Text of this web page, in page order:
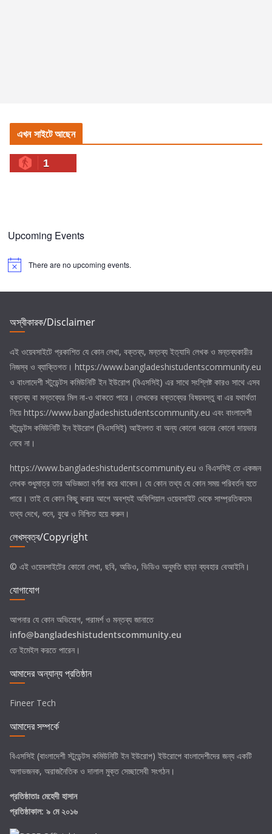
এখন সাইটে আছেন
1
Upcoming Events
N
There are no upcoming events.
অস্বীকারক/Disclaimer
এই ওয়েবসাইটে প্রকাশিত যে কোন লেখা, বক্তব্য, মন্তব্য ইত্যাদি লেখক ও মন্তব্যকারীর
নিজস্ব ও ব্যাক্তিগত। https://www.bangladeshistudentscommunity.eu
ও বাংলাদেশী স্টুডেন্টস কমিউনিটি ইন ইউরোপ (বিএসসিই) এর সাথে সংশ্লিষ্ট কারও সাথে এসব
বক্তব্য বা মন্তব্যের মিল না-ও থাকতে পারে। লেখকের বক্তব্যের বিষয়বস্তু বা এর যথার্থতা
নিয়ে https://www.bangladeshistudentscommunity.eu এবং বাংলাদেশী
স্টুডেন্টস কমিউনিটি ইন ইউরোপ (বিএসসিই) আইনগত বা অন্য কোনো ধরনের কোনো দায়ভার
নেবে না।
https://www.bangladeshistudentscommunity.eu ও বিএসসিই তে একজন
লেখক শুধুমাত্র তার অভিজ্ঞতা বর্ণনা করে থাকেন। যে কোন তথ্য যে কোন সময় পরিবর্তন হতে
পারে। তাই যে কোন কিছু করার আগে অবশ্যই অফিশিয়াল ওয়েবসাইট থেকে সাম্প্রতিকতম
তথ্য দেখে, শুনে, বুঝে ও নিশ্চিত হয়ে করুন।
লেখস্বত্ব/Copyright
© এই ওয়েবসাইটের কোনো লেখা, ছবি, অডিও, ভিডিও অনুমতি ছাড়া ব্যবহার বেআইনি।
যোগাযোগ
আপনার যে কোন অভিযোগ, পরামর্শ ও মন্তব্য জানাতে
info@bangladeshistudentscommunity.eu
তে ইমেইল করতে পারেন।
আমাদের অন্যান্য প্রতিষ্ঠান
Fineer Tech
আমাদের সম্পর্কে
বিএসসিই (বাংলাদেশী স্টুডেন্টস কমিউনিটি ইন ইউরোপ) ইউরোপে বাংলাদেশীদের জন্য একটি
অলাভজনক, অরাজনৈতিক ও দালাল মুক্ত সেচ্ছাসেবী সংগঠন।
প্রতিষ্ঠাতাঃ মেহেদী হাসান
প্রতিষ্ঠাকাল: ৯ মে ২০১৬